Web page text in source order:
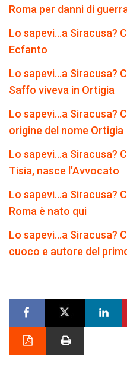
Roma per danni di
Lo sapevi…a Siracusa?
Ecfanto
Lo sapevi…a Siracusa?
Saffo viveva in Ortigia
Lo sapevi…a Siracusa?
origine del nome Ortigia
Lo sapevi…a Siracusa?
Tisia, nasce l’Avvocato
Lo sapevi…a Siracusa?
Roma è nato qui
Lo sapevi…a Siracusa?
cuoco e autore del